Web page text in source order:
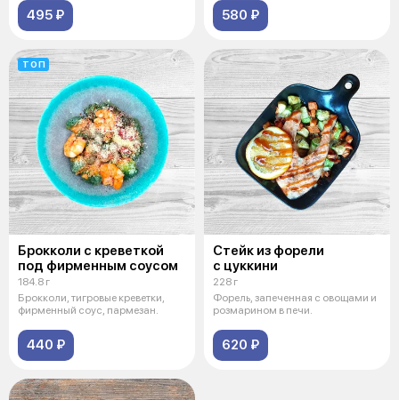
495 ₽ 580 ₽
ТОП
Брокколи с креветкой
под фирменным соусом
184.8 г
Брокколи, тигровые креветки,
фирменный соус, пармезан.
440 ₽
Стейк из форели
с цуккини
228 г
Форель, запеченная с овощами и
розмарином в печи.
620 ₽